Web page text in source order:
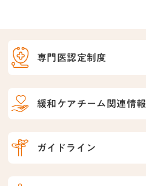
専門医認定制度
緩和ケアチーム関連情報
ガイドライン